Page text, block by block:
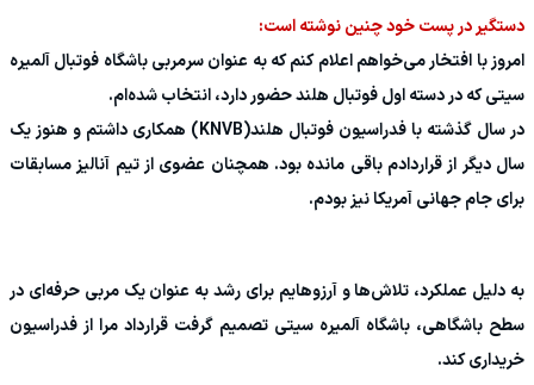
دستگیر در پست خود چنین نوشته است:
امروز با افتخار می‌خواهم اعلام کنم که به عنوان سرمربی باشگاه فوتبال آلمیره
سیتی که در دسته اول فوتبال هلند حضور دارد، انتخاب شده‌ام.
در سال گذشته با فدراسیون فوتبال هلند(KNVB) همکاری داشتم و هنوز یک
سال دیگر از قراردادم باقی مانده بود. همچنان عضوی از تیم آنالیز مسابقات
برای جام جهانی آمریکا نیز بودم.
به دلیل عملکرد، تلاش‌ها و آرزوهایم برای رشد به عنوان یک مربی حرفه‌ای در
سطح باشگاهی، باشگاه آلمیره سیتی تصمیم گرفت قرارداد مرا از فدراسیون
خریداری کند.